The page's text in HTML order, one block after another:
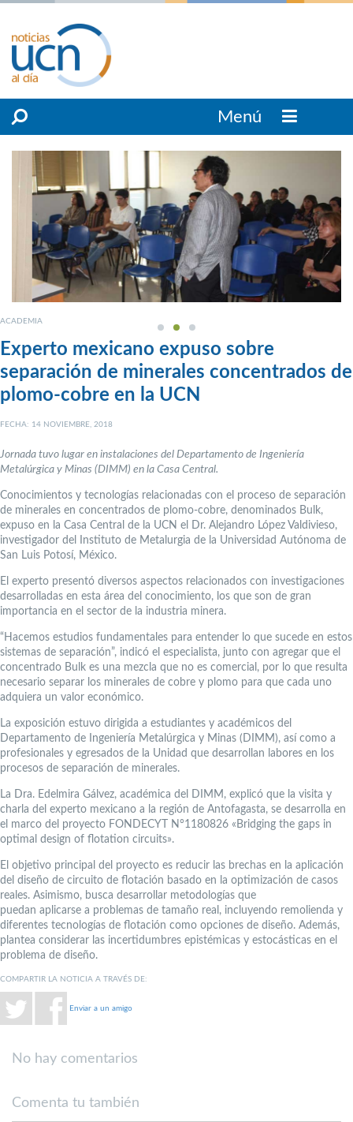
Menú
ACADEMIA
Experto mexicano expuso sobre
separación de minerales concentrados de
plomo-cobre en la UCN
FECHA: 14 NOVIEMBRE, 2018
Jornada tuvo lugar en instalaciones del Departamento de Ingeniería
Metalúrgica y Minas (DIMM) en la Casa Central.
Conocimientos y tecnologías relacionadas con el proceso de separación
de minerales en concentrados de plomo-cobre, denominados Bulk,
expuso en la Casa Central de la UCN el Dr. Alejandro López Valdivieso,
investigador del Instituto de Metalurgia de la Universidad Autónoma de
San Luis Potosí, México.
El experto presentó diversos aspectos relacionados con investigaciones
desarrolladas en esta área del conocimiento, los que son de gran
importancia en el sector de la industria minera.
“Hacemos estudios fundamentales para entender lo que sucede en estos
sistemas de separación”, indicó el especialista, junto con agregar que el
concentrado Bulk es una mezcla que no es comercial, por lo que resulta
necesario separar los minerales de cobre y plomo para que cada uno
adquiera un valor económico.
La exposición estuvo dirigida a estudiantes y académicos del
Departamento de Ingeniería Metalúrgica y Minas (DIMM), así como a
profesionales y egresados de la Unidad que desarrollan labores en los
procesos de separación de minerales.
La Dra. Edelmira Gálvez, académica del DIMM, explicó que la visita y
charla del experto mexicano a la región de Antofagasta, se desarrolla en
el marco del proyecto FONDECYT N°1180826 «Bridging the gaps in
optimal design of flotation circuits».
El objetivo principal del proyecto es reducir las brechas en la aplicación
del diseño de circuito de flotación basado en la optimización de casos
reales. Asimismo, busca desarrollar metodologías que
puedan aplicarse a problemas de tamaño real, incluyendo remolienda y
diferentes tecnologías de flotación como opciones de diseño. Además,
plantea considerar las incertidumbres epistémicas y estocásticas en el
problema de diseño.
COMPARTIR LA NOTICIA A TRAVÉS DE:
Enviar a un amigo
No hay comentarios
Comenta tu también